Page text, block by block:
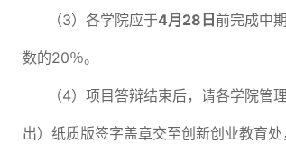
（3）各学院应于4月28日 前完成中
数的20％。
（4）项目答辩结束后，请各学院管
出）纸质版签字盖章交至创新创业教育